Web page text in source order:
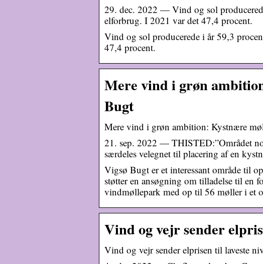
29. dec. 2022 — Vind og sol
elforbrug. I 2021 var det 47,4 procent.
Vind og sol producerede i år 59,3
47,4 procent.
Mere vind i grøn
Bugt
Mere vind i grøn ambition: Kystnære
21. sep. 2022 — THISTED:”Området
særdeles velegnet til placering af en
Vigsø Bugt er et interessant område til
støtter en ansøgning om tilladelse til en
vindmøllepark med op til 56 møller i et
Vind og vejr sender
Vind og vejr sender elprisen til laveste